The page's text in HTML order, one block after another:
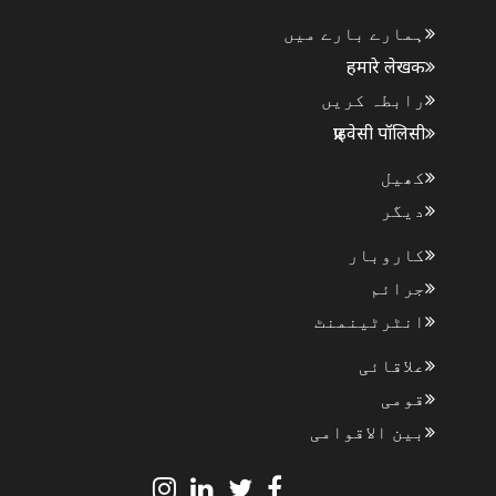
ہمارے بارے میں
हमारे लेखक
رابطہ کریں
प्राइवेसी पॉलिसी
کھیل
دیگر
کاروبار
جرائم
انٹرٹینمنٹ
علاقائی
قومی
بین الاقوامی